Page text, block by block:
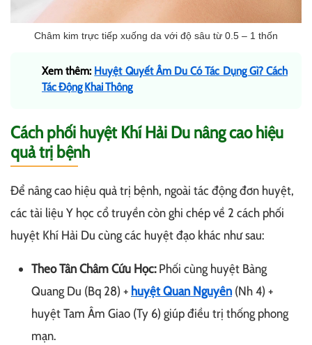
Châm kim trực tiếp xuống da với độ sâu từ 0.5 – 1 thốn
Xem thêm: Huyệt Quyết Âm Du Có Tác Dụng Gì? Cách
Tác Động Khai Thông
Cách phối huyệt Khí Hải Du nâng cao hiệu
quả trị bệnh
Để nâng cao hiệu quả trị bệnh, ngoài tác động đơn huyệt,
các tài liệu Y học cổ truyền còn ghi chép về 2 cách phối
huyệt Khí Hải Du cùng các huyệt đạo khác như sau:
Theo Tân Châm Cứu Học:Phối cùng huyệt Bàng
Quang Du (Bq 28) + huyệt Quan Nguyên (Nh 4) +
huyệt Tam Âm Giao (Ty 6) giúp điều trị thống phong
mạn.